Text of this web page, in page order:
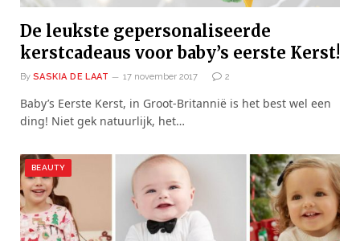
De leukste gepersonaliseerde
kerstcadeaus voor baby’s eerste Kerst!
By SASKIA DE LAAT 17 november 2017 2
Baby’s Eerste Kerst, in Groot-Britannië is het best wel een
ding! Niet gek natuurlijk, het…
BEAUTY